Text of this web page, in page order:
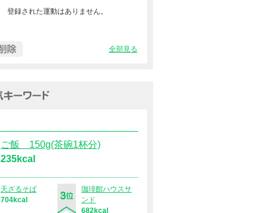
登録された運動はありません。
全部見る
ご飯 150g(茶碗1杯分)
235kcal
天ざるそば
704kcal
珈琲館ハウスサ
ンド
682kcal